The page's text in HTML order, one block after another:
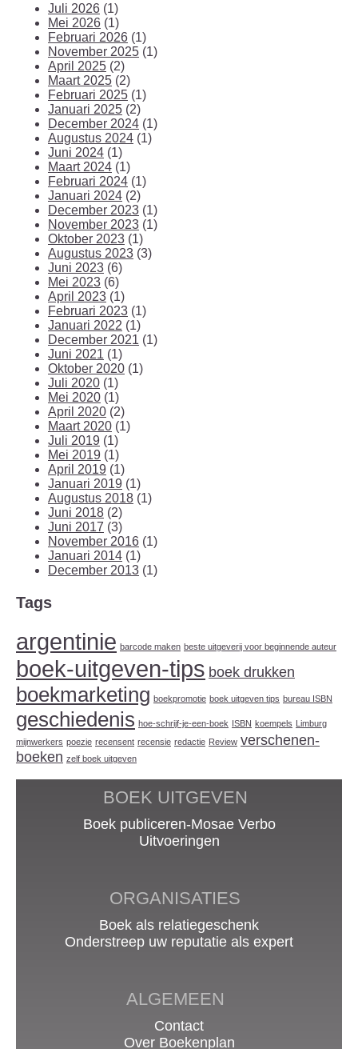
Juli 2026 (1)
Mei 2026 (1)
Februari 2026 (1)
November 2025 (1)
April 2025 (2)
Maart 2025 (2)
Februari 2025 (1)
Januari 2025 (2)
December 2024 (1)
Augustus 2024 (1)
Juni 2024 (1)
Maart 2024 (1)
Februari 2024 (1)
Januari 2024 (2)
December 2023 (1)
November 2023 (1)
Oktober 2023 (1)
Augustus 2023 (3)
Juni 2023 (6)
Mei 2023 (6)
April 2023 (1)
Februari 2023 (1)
Januari 2022 (1)
December 2021 (1)
Juni 2021 (1)
Oktober 2020 (1)
Juli 2020 (1)
Mei 2020 (1)
April 2020 (2)
Maart 2020 (1)
Juli 2019 (1)
Mei 2019 (1)
April 2019 (1)
Januari 2019 (1)
Augustus 2018 (1)
Juni 2018 (2)
Juni 2017 (3)
November 2016 (1)
Januari 2014 (1)
December 2013 (1)
Tags
argentinie barcode maken beste uitgeverij voor beginnende auteur
boek-uitgeven-tips boek drukken
boekmarketing boekpromotie boek uitgeven tips bureau ISBN
geschiedenis hoe-schrijf-je-een-boek ISBN koempels Limburg
mijnwerkers poezie recensent recensie redactie Review verschenen-
boeken zelf boek uitgeven
BOEK UITGEVEN
Boek publiceren-Mosae Verbo
Uitvoeringen
ORGANISATIES
Boek als relatiegeschenk
Onderstreep uw reputatie als expert
ALGEMEEN
Contact
Over Boekenplan